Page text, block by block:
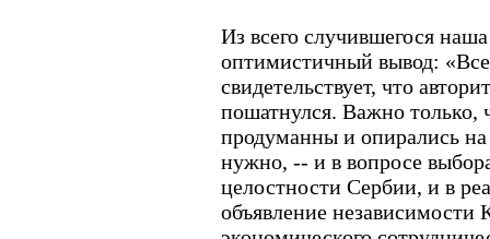
Из всего случившегося
оптимистичный вывод:
свидетельствует, что
пошатнулся. Важно
продуманны и опирались
нужно, -- и в вопросе
целостности Сербии, и в
объявление независимости